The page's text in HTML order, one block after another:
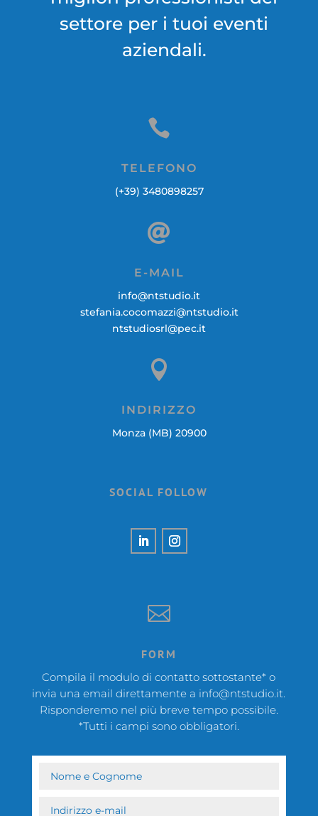
settore per i tuoi eventi
aziendali.

TELEFONO
(+39) 3480898257

E-MAIL
info@ntstudio.it
stefania.cocomazzi@ntstudio.it
ntstudiosrl@pec.it

INDIRIZZO
Monza (MB) 20900
SOCIAL FOLLOW

FORM
Compila il modulo di contatto sottostante* o
invia una email direttamente a info@ntstudio.it.
Risponderemo nel più breve tempo possibile.
*Tutti i campi sono obbligatori.